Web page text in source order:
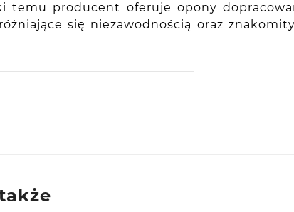
temu producent oferuje opony
się niezawodnością oraz